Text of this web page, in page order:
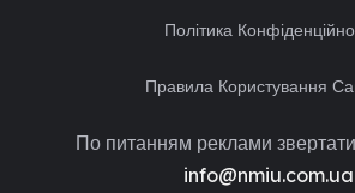
Політика
Правила Користування
По питанням реклами
info@nmiu.com.ua